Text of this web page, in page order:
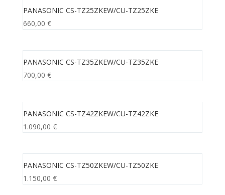
PANASONIC CS-TZ25ZKEW/CU-TZ25ZKE
660,00 €
PANASONIC CS-TZ35ZKEW/CU-TZ35ZKE
700,00 €
PANASONIC CS-TZ42ZKEW/CU-TZ42ZKE
1.090,00 €
PANASONIC CS-TZ50ZKEW/CU-TZ50ZKE
1.150,00 €